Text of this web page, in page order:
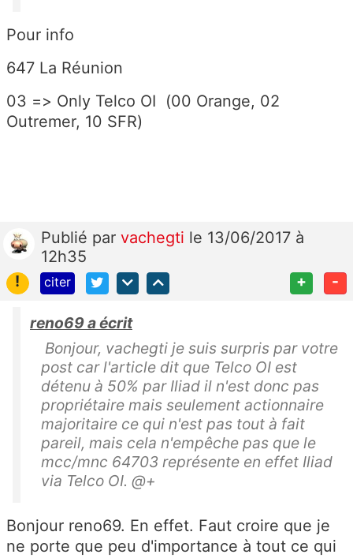
Pour info
647 La Réunion
03 => Only Telco OI (00 Orange, 02
Outremer, 10 SFR)
Publié par vachegti le 13/06/2017 à
12h35
!
citer + -
reno69 a écrit
Bonjour, vachegti je suis surpris par votre
post car l'article dit que Telco OI est
détenu à 50% par Iliad il n'est donc pas
propriétaire mais seulement actionnaire
majoritaire ce qui n'est pas tout à fait
pareil, mais cela n'empêche pas que le
mcc/mnc 64703 représente en effet Iliad
via Telco OI. @+
Bonjour reno69. En effet. Faut croire que je
ne porte que peu d'importance à tout ce qui